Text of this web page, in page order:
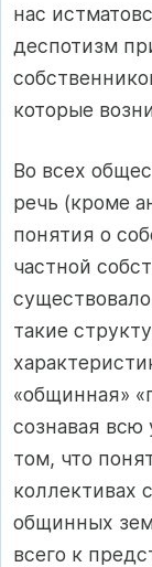
нас
деспотизм
которые
Во всех
речь (кроме
понятия о
частной
такие
«общинная»
сознавая всю
том, что
коллективах
общинных
всего к